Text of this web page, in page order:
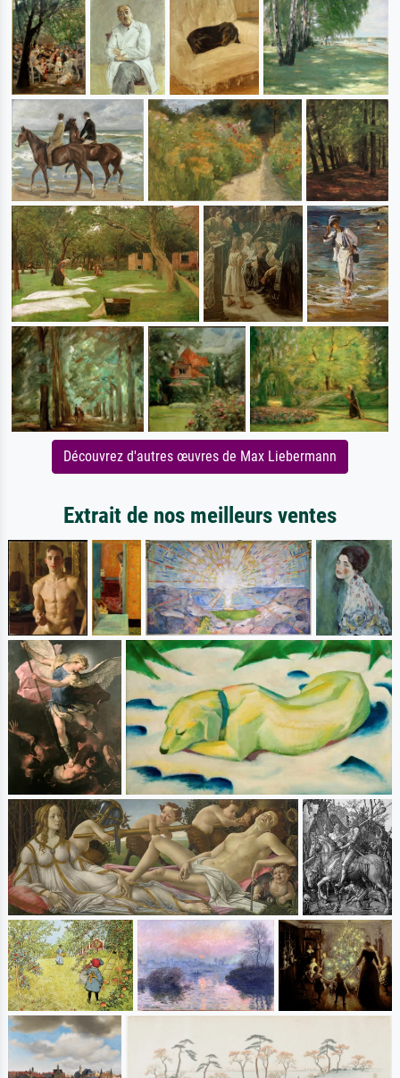
Découvrez d'autres œuvres de Max Liebermann
Extrait de nos meilleurs ventes